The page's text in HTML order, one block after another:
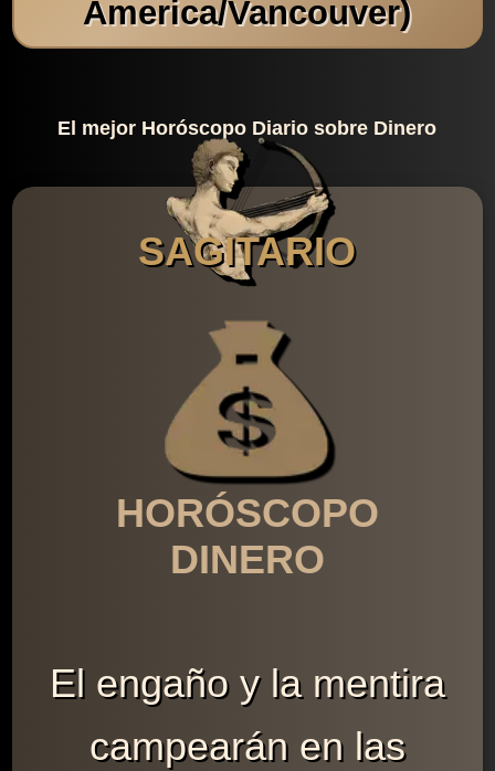
America/Vancouver)
El mejor Horóscopo Diario sobre Dinero
SAGITARIO
HORÓSCOPO
DINERO
El engaño y la mentira
campearán en las